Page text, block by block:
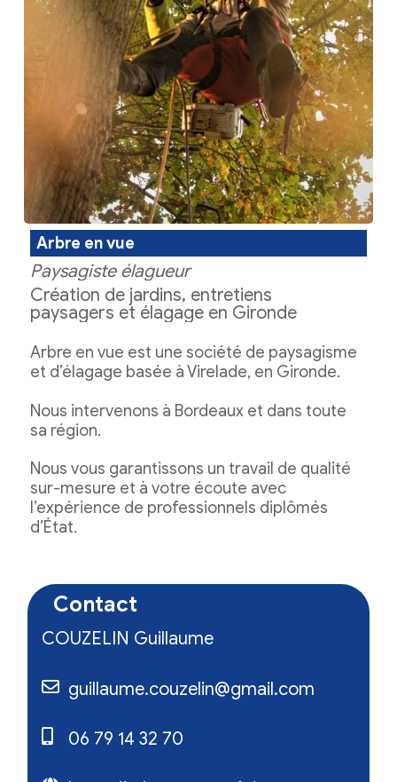
Arbre en vue
Paysagiste élagueur
Création de jardins, entretiens
paysagers et élagage en Gironde
Arbre en vue est une société de paysagisme
et d’élagage basée à Virelade, en Gironde.
Nous intervenons à Bordeaux et dans toute
sa région.
Nous vous garantissons un travail de qualité
sur-mesure et à votre écoute avec
l’expérience de professionnels diplômés
d’État.
Contact
COUZELIN Guillaume
guillaume.couzelin@gmail.com
06 79 14 32 70